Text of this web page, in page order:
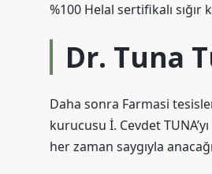
%100 Helal sertifikalı
Dr. Tuna
Daha sonra Farmasi
kurucusu İ. Cevdet
her zaman saygıyla